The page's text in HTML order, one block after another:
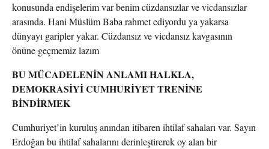
konusunda endişelerim var benim cüzdansızlar ve vicdansızlar
arasında. Hani Müslüm Baba rahmet ediyordu ya yakarsa
dünyayı garipler yakar. Cüzdansız ve vicdansız kavgasının
önüne geçmemiz lazım
BU MÜCADELENİN ANLAMI HALKLA,
DEMOKRASİYİ CUMHURİYET TRENİNE
BİNDİRMEK
Cumhuriyet’in kuruluş anından itibaren ihtilaf sahaları var. Sayın
Erdoğan bu ihtilaf sahalarını derinleştirerek oy alan bir